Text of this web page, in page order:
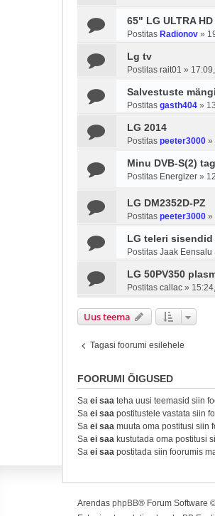
65" LG ULTRA
Postitas Radionov »
Lg tv
Postitas rait01 »
Salvestuste
Postitas gasth404 »
LG 2014
Postitas peeter3000 »
Minu DVB-S(2)
Postitas Energizer »
LG DM2352D-PZ
Postitas peeter3000 »
LG teleri sisendid
Postitas Jaak Eensalu
LG 50PV350
Postitas callac »
Uus teema
Tagasi foorumi esilehele
FOORUMI ÕIGUSED
Sa ei saa teha uusi teemasid siin
Sa ei saa postitustele vastata siin
Sa ei saa muuta oma postitusi siin
Sa ei saa kustutada oma postitusi
Sa ei saa postitada siin foorumis
Arendas phpBB® Forum Software